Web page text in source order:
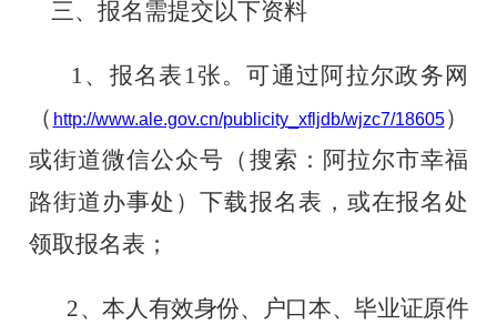
三、报名需提交以下资料
1、 报名表 1张。可通过阿拉尔政务网
（ http://www.ale.gov.cn/publicity_xfljdb/wjzc7/18605）
或街道微信公众号（搜索：阿拉尔市幸福
路街道办事处）下载报名表，或在报名处
领取报名表；
2、本人有效身份、户口本、毕业证原件